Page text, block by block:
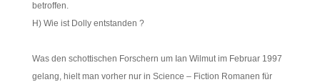
betroffen.
H) Wie ist Dolly entstanden ?
Was den schottischen Forschern um Ian Wilmut im Februar 1997
gelang, hielt man vorher nur in Science – Fiction Romanen für